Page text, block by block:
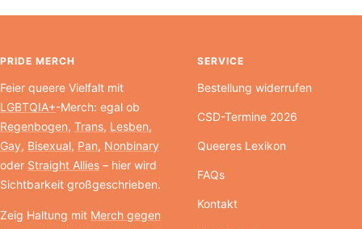
PRIDE MERCH
Feier queere Vielfalt mit
LGBTQIA+-Merch: egal ob
Regenbogen, Trans, Lesben,
Gay, Bisexual, Pan, Nonbinary
oder Straight Allies – hier wird
Sichtbarkeit großgeschrieben.
Zeig Haltung mit Merch gegen
SERVICE
Bestellung widerrufen
CSD-Termine 2026
Queeres Lexikon
FAQs
Kontakt